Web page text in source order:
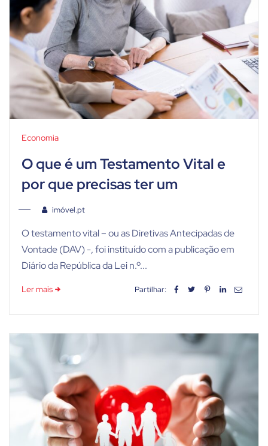
Economia
O que é um Testamento Vital e
por que precisas ter um
imóvel.pt
O testamento vital – ou as Diretivas Antecipadas de
Vontade (DAV) -, foi instituído com a publicação em
Diário da República da Lei n.º...
Ler mais Partilhar: